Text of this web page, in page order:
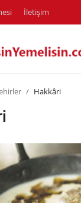
İletişim
Hakkâri